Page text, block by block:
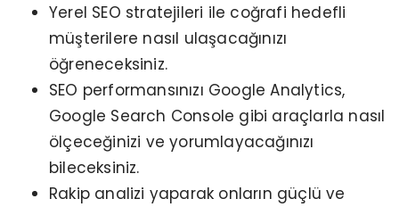
Yerel SEO stratejileri ile coğrafi hedefli
müşterilere nasıl ulaşacağınızı
öğreneceksiniz.
SEO performansınızı Google Analytics,
Google Search Console gibi araçlarla nasıl
ölçeceğinizi ve yorumlayacağınızı
bileceksiniz.
Rakip analizi yaparak onların güçlü ve